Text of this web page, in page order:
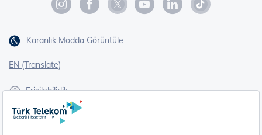
Karanlık Modda Görüntüle
EN (Translate)
Erişilebilirlik
İşaret Dili Çevirisi